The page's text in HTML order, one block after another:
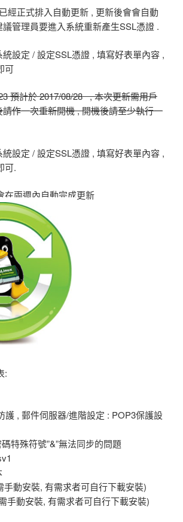
經正式排入自動更新 , 更新後會會自動
管理員要進入系統重新產生SSL憑證 .
設定 / 設定SSL憑證 , 填寫好表單內容 ,
可
預計於 2017/08/28 , 本次更新需用戶
作一次重新開機 , 開機後請至少執行一
設定 / 設定SSL憑證 , 填寫好表單內容 ,
可.
在兩週內自動完成更新
:
護 , 郵件伺服器/進階設定 : POP3保護設
特殊符號”&”無法同步的問題
手動安裝, 有需求者可自行下載安裝)
手動安裝, 有需求者可自行下載安裝)